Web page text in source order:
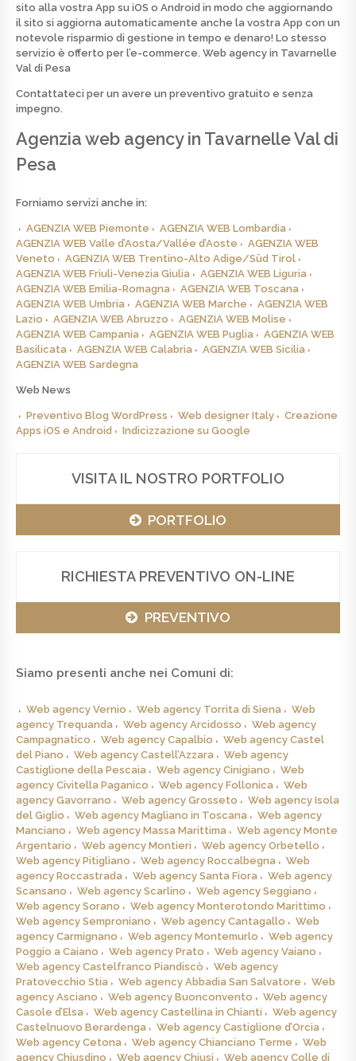
sito alla vostra App su iOS o Android in modo che aggiornando
il sito si aggiorna automaticamente anche la vostra App con un
notevole risparmio di gestione in tempo e denaro! Lo stesso
servizio è offerto per l’e-commerce. Web agency in Tavarnelle
Val di Pesa
Contattateci per un avere un preventivo gratuito e senza
impegno.
Agenzia web agency in Tavarnelle Val di
Pesa
Forniamo servizi anche in:
AGENZIA WEB Piemonte
AGENZIA WEB Lombardia
AGENZIA WEB Valle d’Aosta/Vallée d’Aoste
AGENZIA WEB
Veneto
AGENZIA WEB Trentino-Alto Adige/Süd Tirol
AGENZIA WEB Friuli-Venezia Giulia
AGENZIA WEB Liguria
AGENZIA WEB Emilia-Romagna
AGENZIA WEB Toscana
AGENZIA WEB Umbria
AGENZIA WEB Marche
AGENZIA WEB
Lazio
AGENZIA WEB Abruzzo
AGENZIA WEB Molise
AGENZIA WEB Campania
AGENZIA WEB Puglia
AGENZIA WEB
Basilicata
AGENZIA WEB Calabria
AGENZIA WEB Sicilia
AGENZIA WEB Sardegna
Web News
Preventivo Blog WordPress Web designer Italy
Creazione
Apps iOS e Android
Indicizzazione su Google
VISITA IL NOSTRO PORTFOLIO
PORTFOLIO
RICHIESTA PREVENTIVO ON-LINE
PREVENTIVO
Siamo presenti anche nei Comuni di:
Web agency Vernio Web agency Torrita di Siena
Web
agency Trequanda
Web agency Arcidosso
Web agency
Campagnatico
Web agency Capalbio
Web agency Castel
del Piano
Web agency Castell’Azzara
Web agency
Castiglione della Pescaia
Web agency Cinigiano
Web
agency Civitella Paganico
Web agency Follonica
Web
agency Gavorrano
Web agency Grosseto
Web agency Isola
del Giglio
Web agency Magliano in Toscana
Web agency
Manciano
Web agency Massa Marittima
Web agency Monte
Argentario
Web agency Montieri
Web agency Orbetello
Web agency Pitigliano
Web agency Roccalbegna
Web
agency Roccastrada
Web agency Santa Fiora
Web agency
Scansano
Web agency Scarlino
Web agency Seggiano
Web agency Sorano
Web agency Monterotondo Marittimo
Web agency Semproniano
Web agency Cantagallo
Web
agency Carmignano
Web agency Montemurlo
Web agency
Poggio a Caiano
Web agency Prato
Web agency Vaiano
Web agency Castelfranco Piandiscò
Web agency
Pratovecchio Stia
Web agency Abbadia San Salvatore
Web
agency Asciano
Web agency Buonconvento
Web agency
Casole d’Elsa
Web agency Castellina in Chianti
Web agency
Castelnuovo Berardenga
Web agency Castiglione d’Orcia
Web agency Cetona
Web agency Chianciano Terme
Web
agency Chiusdino
Web agency Chiusi Web agency Colle di